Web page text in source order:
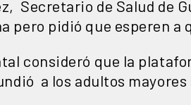
Secretario de Salud de
pero pidió que esperen a
consideró que la
a los adultos mayores